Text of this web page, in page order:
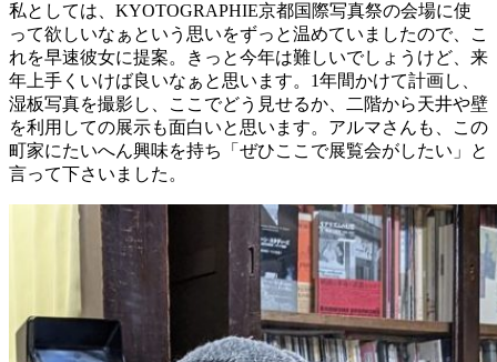
私としては、KYOTOGRAPHIE京都国際写真祭の会場に使
って欲しいなぁという思いをずっと温めていましたので、こ
れを早速彼女に提案。きっと今年は難しいでしょうけど、来
年上手くいけば良いなぁと思います。1年間かけて計画し、
湿板写真を撮影し、ここでどう見せるか、二階から天井や壁
を利用しての展示も面白いと思います。アルマさんも、この
町家にたいへん興味を持ち「ぜひここで展覧会がしたい」と
言って下さいました。